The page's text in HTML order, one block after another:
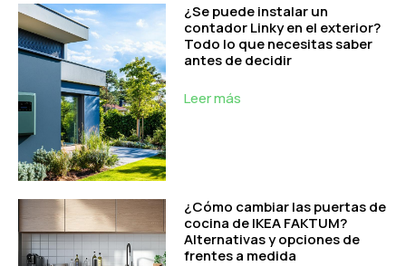
¿Se puede instalar un
contador Linky en el exterior?
Todo lo que necesitas saber
antes de decidir
Leer más
¿Cómo cambiar las puertas de
cocina de IKEA FAKTUM?
Alternativas y opciones de
frentes a medida